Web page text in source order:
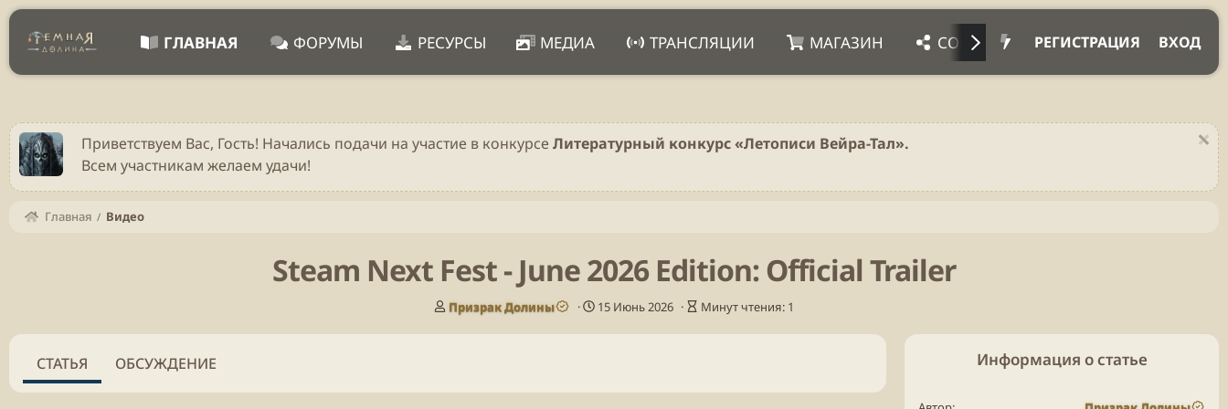
ГЛАВНАЯ ФОРУМЫ РЕСУРСЫ МЕДИА ТРАНСЛЯЦИИ МАГАЗИН СОЦ. СЕТИ ПРОЧЕЕ ВХОД
РЕГИСТРАЦИЯ
Приветствуем Вас, Гость! Начались подачи на участие в конкурсе Литературный конкурс «Летописи Вейра-Тал».
Всем участникам желаем удачи!
Главная Видео
Steam Next Fest - June 2026 Edition: Official Trailer
А
Призрак Долины
Д
у
15 Июнь 2026
В
ч
Минут чтения: 1
СТАТЬЯ ОБСУЖДЕНИЕ Информация о статье